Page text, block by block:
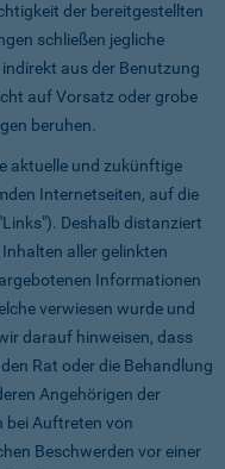
der bereitgestellten
schließen jegliche
aus der Benutzung
auf Vorsatz oder grobe
beruhen.
aktuelle und zukünftige
Internetseiten, auf die
Deshalb distanziert
aller gelinkten
Informationen
verwiesen wurde und
darauf hinweisen, dass
Rat oder die Behandlung
Angehörigen der
bei Auftreten von
Beschwerden vor einer